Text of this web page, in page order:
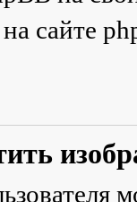
сайте